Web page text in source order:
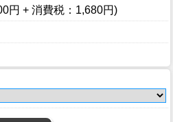
円 + 消費税：1,680円)